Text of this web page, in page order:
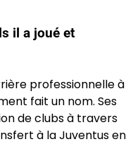
il a joué et
professionnelle à
fait un nom. Ses
de clubs à travers
à la Juventus en